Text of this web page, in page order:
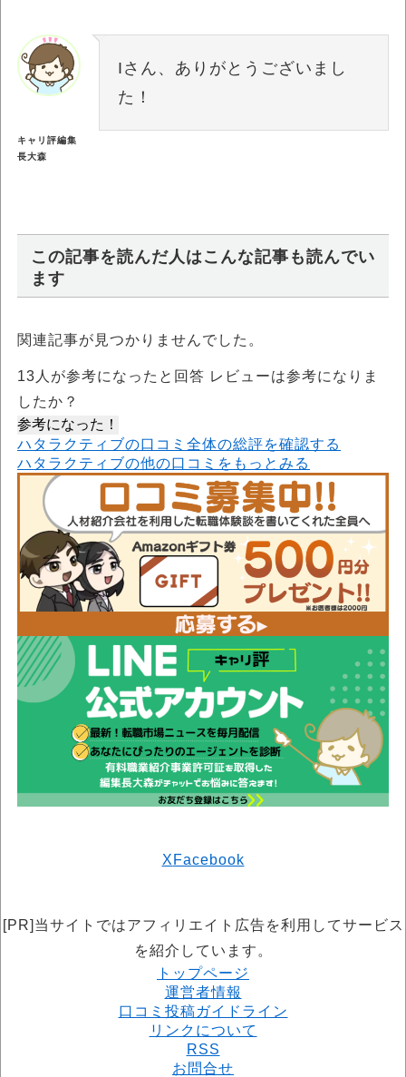
キャリ評編集
長大森
Iさん、ありがとうございまし
た！
この記事を読んだ人はこんな記事も読んでい
ます
関連記事が見つかりませんでした。
13 人が参考になったと回答 レビューは参考になりま
したか？
参考になった！
ハタラクティブの口コミ全体の総評を確認する
ハタラクティブの他の口コミをもっとみる
X Facebook
[PR]当サイトではアフィリエイト広告を利用してサービス
を紹介しています。
トップページ
運営者情報
口コミ投稿ガイドライン
リンクについて
RSS
お問合せ